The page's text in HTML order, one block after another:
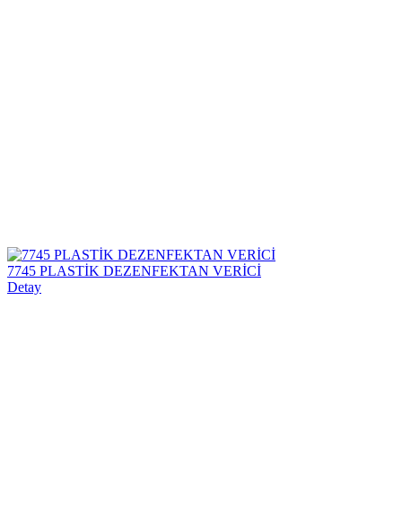
7745 PLASTİK DEZENFEKTAN VERİCİ
Detay